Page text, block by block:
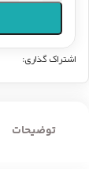
اشتراک گذاری:
توضیحات